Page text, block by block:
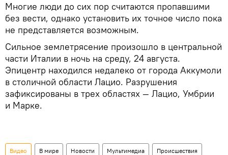
Многие люди до сих пор считаются пропавшими
без вести, однако установить их точное число пока
не представляется возможным.
Сильное землетрясение произошло в центральной
части Италии в ночь на среду, 24 августа.
Эпицентр находился недалеко от города Аккумоли
в столичной области Лацио. Разрушения
зафиксированы в трех областях — Лацио, Умбрии
и Марке.
Видео В мире Новости Мультимедиа Происшествия